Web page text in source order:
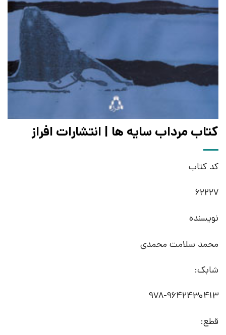
کتاب مرداب سایه ها | انتشارات افراز
کد کتاب
62227
نویسنده
محمد سلامت محمدی
شابک:
978-9642430413
قطع: